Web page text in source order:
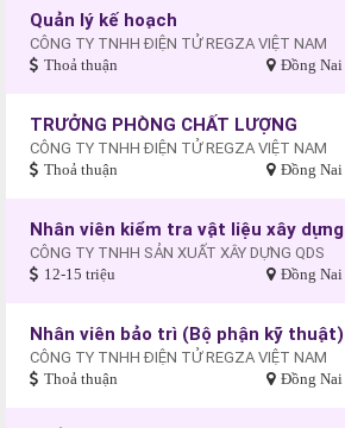
Quản lý kế hoạch
CÔNG TY TNHH ĐIỆN TỬ REGZA VIỆT NAM
Thoả thuận Đồng Nai
TRƯỞNG PHÒNG CHẤT LƯỢNG
CÔNG TY TNHH ĐIỆN TỬ REGZA VIỆT NAM
Thoả thuận Đồng Nai
Nhân viên kiểm tra vật liệu xây dựng
CÔNG TY TNHH SẢN XUẤT XÂY DỰNG QDS
12-15 triệu Đồng Nai
Nhân viên bảo trì (Bộ phận kỹ thuật)
CÔNG TY TNHH ĐIỆN TỬ REGZA VIỆT NAM
Thoả thuận Đồng Nai